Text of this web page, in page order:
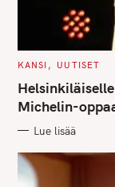
C
T
E
G
O
I
S
KANSI UUTISET
Michelin-
Lue lisää